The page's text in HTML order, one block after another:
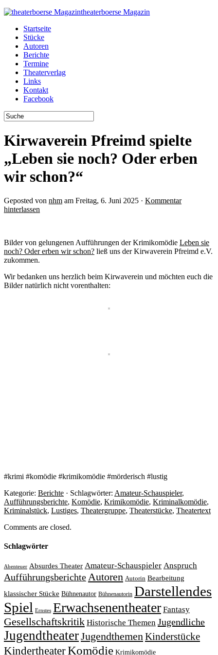
theaterboerse Magazin
Startseite
Stücke
Autoren
Berichte
Termine
Theaterverlag
Links
Kontakt
Facebook
Kirwaverein Pfreimd spielte
„Leben sie noch? Oder erben
wir schon?“
Geposted von nhm am Freitag, 6. Juni 2025 · Kommentar
hinterlassen
Bilder von gelungenen Aufführungen der Krimikomödie Leben sie
noch? Oder erben wir schon? ließ uns der Kirwaverein Pfreimd e.V.
zukommen.
Wir bedanken uns herzlich beim Kirwaverein und möchten euch die
Bilder natürlich nicht vorenthalten:
#krimi #komödie #krimikomödie #mörderisch #lustig
Kategorie: Berichte · Schlagwörter: Amateur-Schauspieler,
Aufführungsberichte, Komödie, Krimikomödie, Kriminalkomödie,
Kriminalstück, Lustiges, Theatergruppe, Theaterstücke, Theatertext
Comments are closed.
Schlagwörter
Abenteuer Absurdes Theater Amateur-Schauspieler Anspruch
AufführungsberichteAutoren Autorin Bearbeitung
klassischer Stücke Bühnenautor Bühnenautorin Darstellendes
Spiel Ernstes Erwachsenentheater Fantasy
Gesellschaftskritik Historische Themen Jugendliche
JugendtheaterJugendthemenKinderstücke
KindertheaterKomödie Krimikomödie